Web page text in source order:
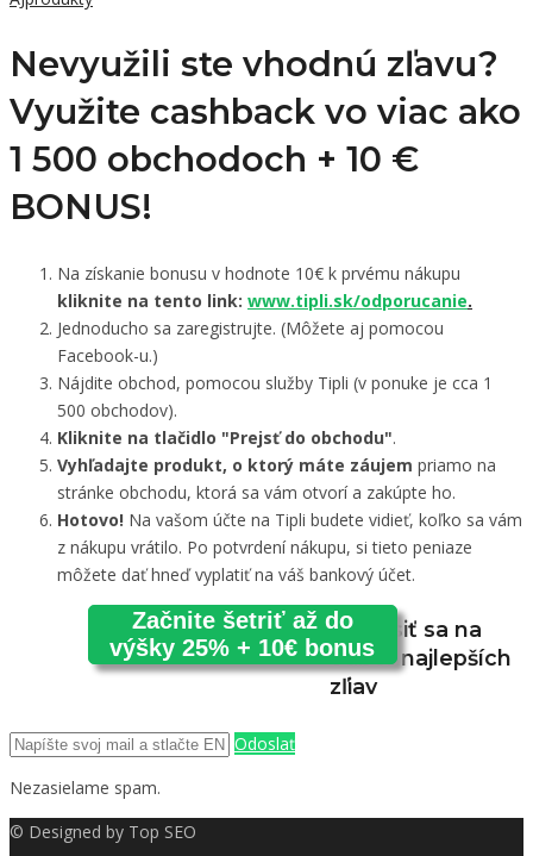
Nevyužili ste vhodnú zľavu?
Využite cashback vo viac ako
1 500 obchodoch + 10 €
BONUS!
Na získanie bonusu v hodnote 10€ k prvému nákupu
kliknite na tento link: www.tipli.sk/odporucanie.
Jednoducho sa zaregistrujte. (Môžete aj pomocou
Facebook-u.)
Nájdite obchod, pomocou služby Tipli (v ponuke je cca 1
500 obchodov).
Kliknite na tlačidlo "Prejsť do obchodu".
Vyhľadajte produkt, o ktorý máte záujem priamo na
stránke obchodu, ktorá sa vám otvorí a zakúpte ho.
Hotovo! Na vašom účte na Tipli budete vidieť, koľko sa vám
z nákupu vrátilo. Po potvrdení nákupu, si tieto peniaze
môžete dať hneď vyplatiť na váš bankový účet.
Začnite šetriť až do
výšky 25% + 10€ bonus
Prihlásiť sa na
odber najlepších
zľiav
Odoslať
Nezasielame spam.
© Designed by Top SEO